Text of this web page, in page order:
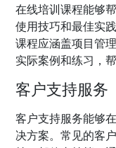
在线培训课程能够
使用技巧和最佳实
课程应涵盖项目管
实际案例和练习，
客户支持服务
客户支持服务能够
决方案。常见的客